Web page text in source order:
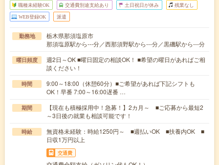
職種未経験OK 交通費別途支給あり 土日祝日が休み 残業なし
WEB登録OK 派遣
勤務地
栃木県那須塩原市
那須塩原駅から---分／西那須野駅から---分／黒磯駅から---分
曜日頻度
週2日～OK ■曜日固定の相談OK！ ■希望の曜日があればご相
談ください！
時間
9:00～18:00（休憩60分）■ご希望があれば下記シフトも
OK！早番 7:00～16:00遅番 …
期間
【現在も積極採用中！急募！】2カ月～ ■ご応募から最短2
～3日後の就業も相談可能です！
時給
無資格未経験：時給1250円～ ■週払いOK ■扶養内OK ■
日収1万円以上
交通費